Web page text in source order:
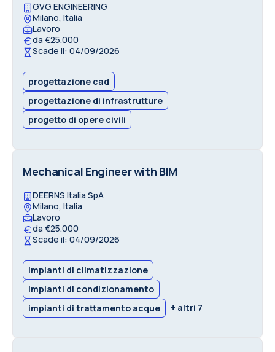
GVG ENGINEERING
Milano, Italia
Lavoro
da €25.000
Scade il: 04/09/2026
progettazione cad
progettazione di infrastrutture
progetto di opere civili
Mechanical Engineer with BIM
DEERNS Italia SpA
Milano, Italia
Lavoro
da €25.000
Scade il: 04/09/2026
impianti di climatizzazione
impianti di condizionamento
impianti di trattamento acque
+ altri 7